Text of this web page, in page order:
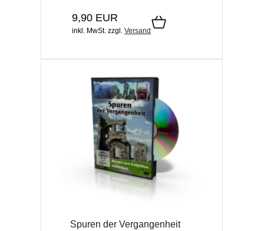
9,90 EUR
inkl. MwSt. zzgl. Versand
Spuren der Vergangenheit